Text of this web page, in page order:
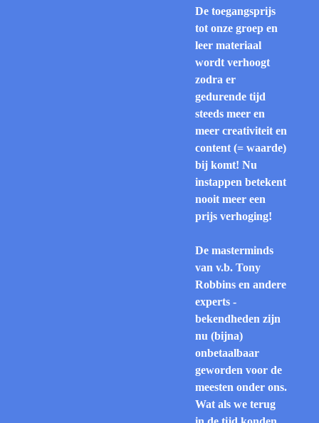
De toegangsprijs
tot onze groep en
leer materiaal
wordt verhoogt
zodra er
gedurende tijd
steeds meer en
meer creativiteit en
content (= waarde)
bij komt! Nu
instappen betekent
nooit meer een
prijs verhoging!
De masterminds
van v.b. Tony
Robbins en andere
experts -
bekendheden zijn
nu (bijna)
onbetaalbaar
geworden voor de
meesten onder ons.
Wat als we terug